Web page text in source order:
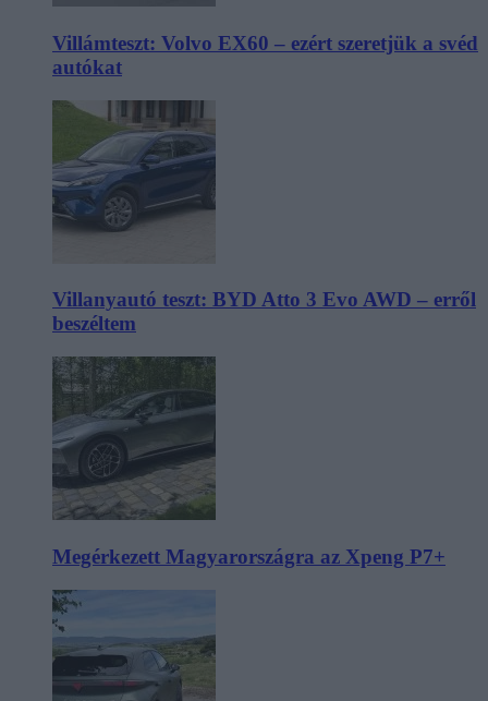
Villámteszt: Volvo EX60 – ezért szeretjük a svéd
autókat
Villanyautó teszt: BYD Atto 3 Evo AWD – erről
beszéltem
Megérkezett Magyarországra az Xpeng P7+